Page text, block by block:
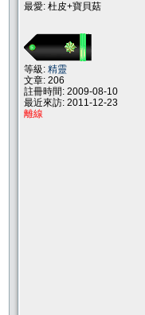
最愛: 杜皮+寶貝菇
等級: 精靈
文章: 206
註冊時間: 2009-08-10
最近來訪: 2011-12-23
離線